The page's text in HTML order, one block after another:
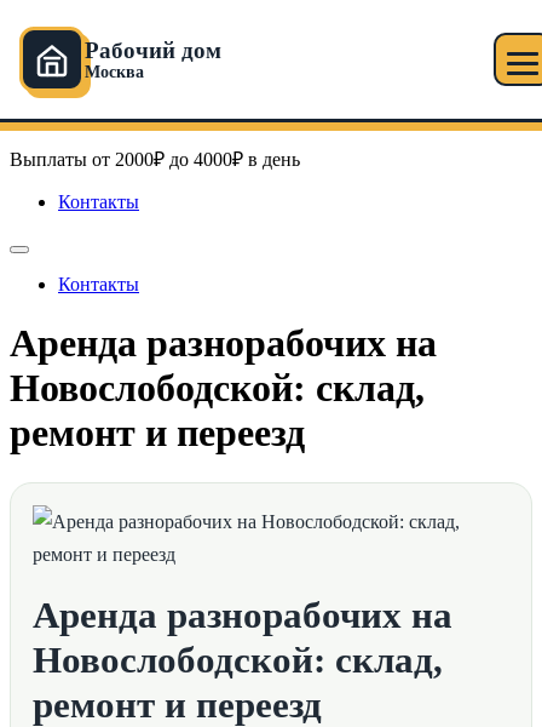
Рабочий дом
Москва
к
содержимому
Рабочий дом в Москве
Выплаты от 2000₽ до 4000₽ в день
Контакты
Контакты
Аренда разнорабочих на
Новослободской: склад,
ремонт и переезд
Аренда разнорабочих на
Новослободской: склад,
ремонт и переезд